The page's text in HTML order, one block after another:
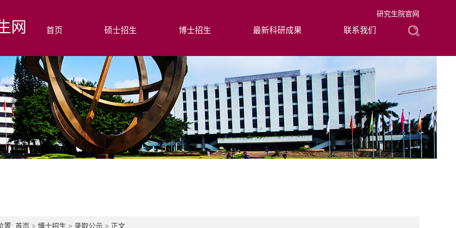
网 首页 硕士招生 博士招生 最新科研成果 联系我们
研究生院官网
置: 首页 > 博士招生 > 录取公示 > 正文